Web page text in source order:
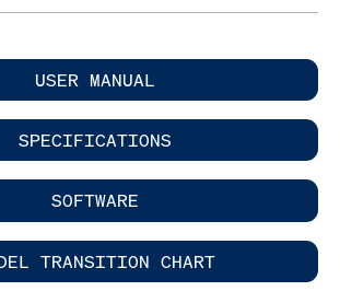
USER MANUAL
SPECIFICATIONS
SOFTWARE
TRANSITION CHART